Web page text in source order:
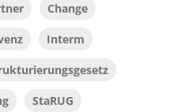
Change
Interm
StaRUG